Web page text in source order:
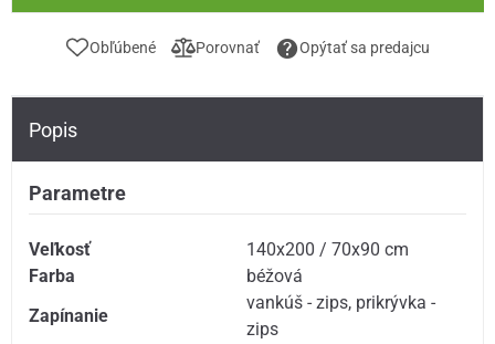
Obľúbené Porovnať Opýtať sa predajcu
Popis
Parametre
Veľkosť
140x200 / 70x90 cm
Farba
béžová
Zapínanie
vankúš - zips, prikrývka -
zips